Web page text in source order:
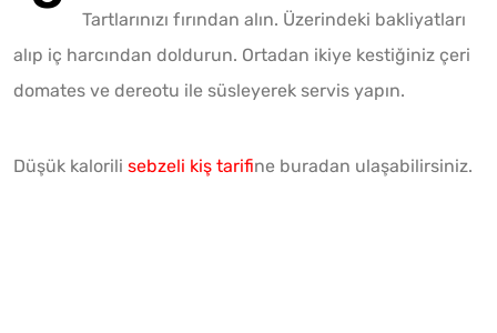
Tartlarınızı fırından alın. Üzerindeki bakliyatları
alıp iç harcından doldurun. Ortadan ikiye kestiğiniz çeri
domates ve dereotu ile süsleyerek servis yapın.
Düşük kalorili sebzeli kiş tarifine buradan ulaşabilirsiniz.